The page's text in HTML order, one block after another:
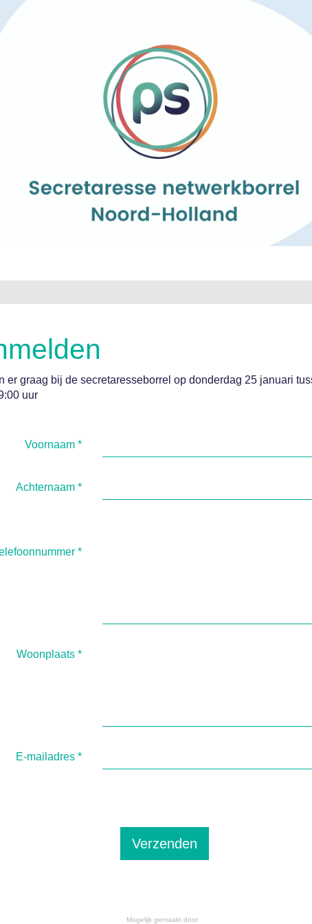
er graag bij de secretaresseborrel op donderdag 25 januari
uur
Voornaam *
Achternaam *
*
Woonplaats *
E-mailadres *
Verzenden
Mogelijk gemaakt door